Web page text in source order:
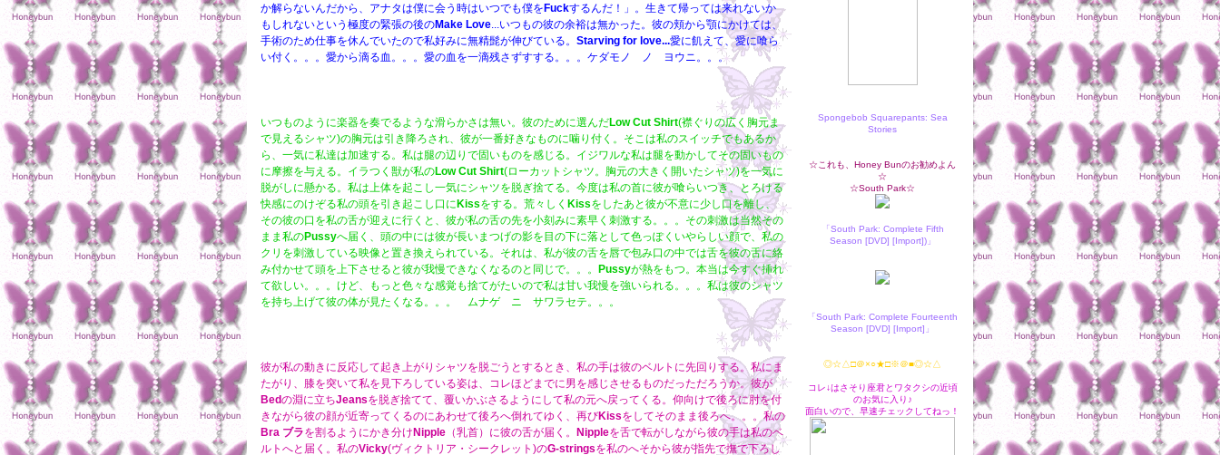
Spongebob Squarepants: Sea
Stories
☆これも、Honey Bunのお勧めよん
☆
☆South Park☆
「South Park: Complete Fifth
Season [DVD] [Import])」
「South Park: Complete Fourteenth
Season [DVD] [Import]」
◎☆△□＠×○★□※＠■◎☆△
コレ↓はさそり座君とワタクシの近頃
のお気に入り♪
面白いので、早速チェックしてねっ！
か解らないんだから、アナタは僕に会う時はいつでも僕を Fuckするんだ！」。生きて帰っては来れないか
もしれないという極度の緊張の後のMake Love...いつもの彼の余裕は無かった。彼の頬から顎にかけては、
手術のため仕事を休んでいたので私好みに無精髭が伸びている。 Starving for love...愛に飢えて、愛に喰ら
い付く。。。愛から滴る血。。。愛の血を一滴残さずすする。。。ケダモノ ノ ヨウニ。。。
いつものように楽器を奏でるような滑らかさは無い。彼のために選んだLow Cut Shirt(襟ぐりの広く胸元ま
で見えるシャツ)の胸元は引き降ろされ、彼が一番好きなものに噛り付く。そこは私のスイッチでもあるか
ら、一気に私達は加速する。私は腿の辺りで固いものを感じる。イジワルな私は腿を動かしてその固いもの
に摩擦を与える。イラつく獣が私のLow Cut Shirt(ローカットシャツ。胸元の大きく開いたシャツ)を一気に
脱がしに懸かる。私は上体を起こし一気にシャツを脱ぎ捨てる。今度は私の首に彼が喰らいつき、とろける
快感にのけぞる私の頭を引き起こし口に Kissをする。荒々しく Kissをしたあと彼が不意に少し口を離し、
その彼の口を私の舌が迎えに行くと、彼が私の舌の先を小刻みに素早く刺激する。。。その刺激は当然その
まま私のPussyへ届く、頭の中には彼が長いまつげの影を目の下に落として色っぽくいやらしい顔で、私の
クリを刺激している映像と置き換えられている。それは、私が彼の舌を唇で包み口の中では舌を彼の舌に絡
み付かせて頭を上下させると彼が我慢できなくなるのと同じで。。。
Pussyが熱をもつ。本当は今すぐ挿れ
て欲しい。。。けど、もっと色々な感覚も捨てがたいので私は甘い我慢を強いられる。。。私は彼のシャツ
を持ち上げて彼の体が見たくなる。。。 ムナゲ ニ サワラセテ。。。
彼が私の動きに反応して起き上がりシャツを脱ごうとするとき、私の手は彼のベルトに先回りする。私にま
たがり、膝を突いて私を見下ろしている姿は、コレほどまでに男を感じさせるものだっただろうか。彼が
Bedの淵に立ちJeansを脱ぎ捨てて、覆いかぶさるようにして私の元へ戻ってくる。仰向けで後ろに肘を付
きながら彼の顔が近寄ってくるのにあわせて後ろへ倒れてゆく、再びKissをしてそのまま後ろへ。。。私の
Bra ブラを割るようにかき分け Nipple （乳首）に彼の舌が届く。 Nippleを舌で転がしながら彼の手は私のベ
ルトへと届く。私のVicky(ヴィクトリア・シークレット)のG-stringsを私のへそから彼が指先で撫で下ろし